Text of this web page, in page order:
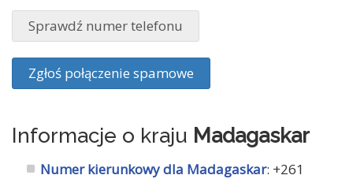
Sprawdź numer telefonu
Zgłoś połączenie spamowe
Informacje o kraju Madagaskar
Numer kierunkowy dla Madagaskar: +261